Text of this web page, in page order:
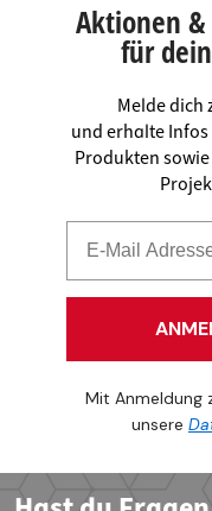
Aktionen
für
Melde dich
und erhalte
Produkten
Mit Anmeldung
unsere